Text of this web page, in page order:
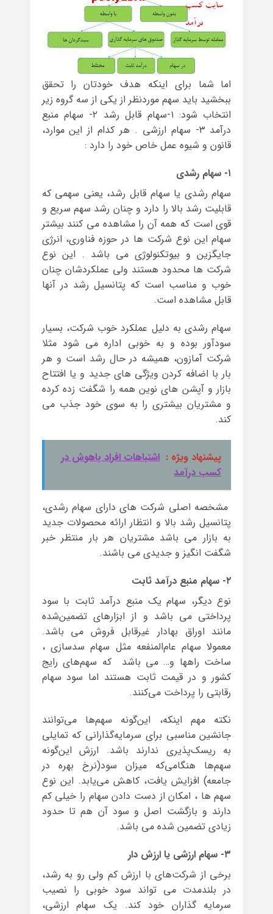
اما شما برای اینکه هدف خودتان را تحقق
ببخشید باید سهم موردنظر از یکی از سه گروه زیر
انتخاب شود: ۱-سهام قابل رشد ۲- سهام منبع
درآمد ۳- سهام ارزشی . هر کدام از این موارد،
قانون و شیوه عمل خاص خود را دارد :
۱- سهام رشدی
سهام رشدی یا سهام قابل رشد، یعنی سهمی که
قابلیت رشد بالا را دارد و چنان رشد سهم سریع و
قوی است که همه آن را مشاهده می کنند بیشتر
سهام این نوع شرکت ها در حوزه فناوری، انرژی
جایگزین و بیوتکنولوژی می باشد . این نوع
شرکت ها محدود هستند ولی عملکردشان چنان
خوب و مناسب است که پتانسیل رشد در آنها
قابل مشاهده است.
سهام رشدی به دلیل عملکرد خوب شرکت، بسیار
سودآور بوده و به خوبی اداره می شود مثلا
شرکت آمازون، همیشه در حال رشد است و هر
بار با اضافه کردن ویژگی های جدید و یا افتتاح
بازار و آپشن های نوین همه را شگفت زده کرده
و مشتریان بیشتری را به سوی خود جذب می
کند.
پیشنهاد ویژه : اشتباهات افراد باهوش در
کسب درآمد
مشخصه اصلی شرکت های دارای سهام رشدی،
پتانسیل رشد بالا و انتظار ارائه محصولات جدید
به بازار می باشد مشتریان هر بار منتظر خبر
شگفت انگیز و جدیدی می باشند.
۲- سهام منبع درآمد ثابت
نوع دیگر، سهام یک منبع درآمد ثابت با سود
پرداختی می باشد و از ابزارهای تضمین‌شده
مانند اوراق بهادار غیرقابل فروش می باشد.
معمولا سهام عام‌المنفعه مثل سهام سدسازی ،
ساخت راهها و… می باشد که سهم‌های رایج
کشور و در قیمت ثابت هستند اما سود سهام
رقابتی را پرداخت می‌کنند.
نکته مهم اینکه، این‌گونه سهم‌ها می‌توانند
جانشین مناسبی برای سرمایه‌گذارانی که تمایلی
به ریسک‌پذیری ندارند باشد. ارزش این‌گونه
سهم‌ها هنگامی‌که میزان سود(نرخ بهره در
جامعه) افزایش یافت، کاهش می‌یابد. این نوع
سهم ها ، امکان از دست دادن سهام را خیلی کم
دارند و بازگشت اصل و سود آن هم تا حدود
زیادی تضمین شده می باشد.
۳- سهام ارزشی یا ارزش دار
برخی از شرکت‌های با ارزش کم ولی رو به رشد،
در بلندمدت می تواند سود خوبی را نصیب
سرمایه گذاران خود کند. یک سهام ارزشی،